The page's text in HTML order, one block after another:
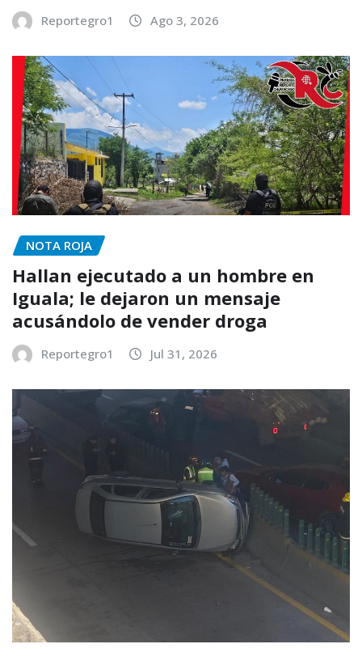
Reportegro1 Ago 3, 2026
NOTA ROJA
Hallan ejecutado a un hombre en
Iguala; le dejaron un mensaje
acusándolo de vender droga
Reportegro1 Jul 31, 2026